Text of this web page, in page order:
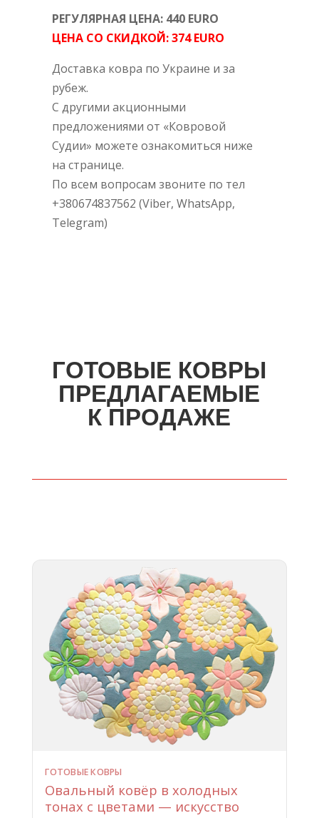
РЕГУЛЯРНАЯ ЦЕНА: 440 EURO
ЦЕНА СО СКИДКОЙ:374EURO
Доставка ковра по Украине и за
рубеж.
С другими акционными
предложениями от «Ковровой
Судии» можете ознакомиться ниже
на странице.
По всем вопросам звоните по тел
+380674837562 (Viber, WhatsApp,
Telegram)
ГОТОВЫЕ КОВРЫ
ПРЕДЛАГАЕМЫЕ
К ПРОДАЖЕ
ГОТОВЫЕ КОВРЫ
Овальный ковёр в холодных
тонах с цветами — искусство